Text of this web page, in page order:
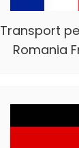
Transport
Romania